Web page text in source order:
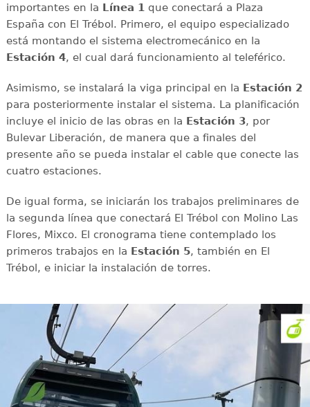
importantes en la Línea 1que conectará a Plaza
España con El Trébol. Primero, el equipo especializado
está montando el sistema electromecánico en la
Estación 4, el cual dará funcionamiento al teleférico.
Asimismo, se instalará la viga principal en la Estación 2
para posteriormente instalar el sistema. La planificación
incluye el inicio de las obras en la Estación 3, por
Bulevar Liberación, de manera que a finales del
presente año se pueda instalar el cable que conecte las
cuatro estaciones.
De igual forma, se iniciarán los trabajos preliminares de
la segunda línea que conectará El Trébol con Molino Las
Flores, Mixco. El cronograma tiene contemplado los
primeros trabajos en la Estación 5, también en El
Trébol, e iniciar la instalación de torres.